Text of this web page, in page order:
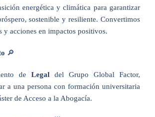
energética y climática para garantizar
sostenible y resiliente. Convertimos
y acciones en impactos positivos.
🔎
de Legaldel Grupo Global Factor,
a una persona con formación universitaria
de Acceso a la Abogacía.